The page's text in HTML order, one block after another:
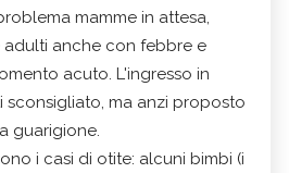
mamme in attesa,
anche con febbre e
acuto. L'ingresso in
sconsigliato, ma anzi proposto
guarigione.
i casi di otite: alcuni bimbi (i